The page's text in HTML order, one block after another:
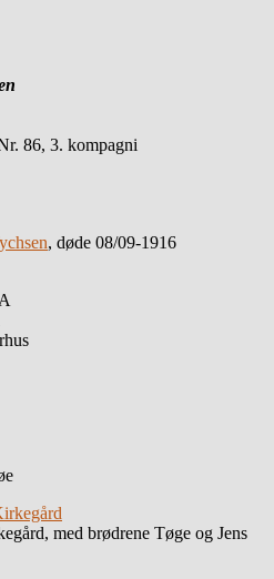
86, 3. kompagni
, døde 08/09-1916
med brødrene Tøge og Jens